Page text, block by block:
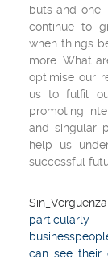
buts and one
continue to
when things
more. What
optimise our
us to fulfil
promoting
and singular
help us
successful
Sin_Vergüenza
can see their